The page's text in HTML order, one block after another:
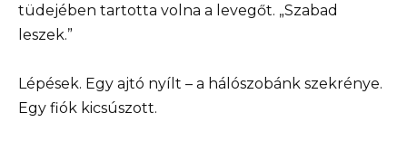
tüdejében tartotta volna a levegőt. „Szabad
leszek.”
Lépések. Egy ajtó nyílt – a hálószobánk szekrénye.
Egy fiók kicsúszott.